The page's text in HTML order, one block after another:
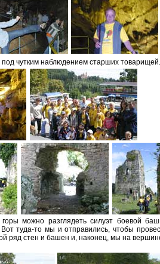
чутким наблюдением старших товарищей.
можно разглядеть силуэт боевой
туда-то мы и отправились, чтобы
ряд стен и башен и, наконец, мы на